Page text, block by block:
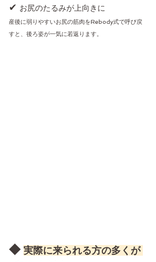
✔ お尻のたるみが上向きに
産後に弱りやすいお尻の筋肉をRebody式で呼び戻
すと、後ろ姿が一気に若返ります。
◆ 実際に来られる方の多くが